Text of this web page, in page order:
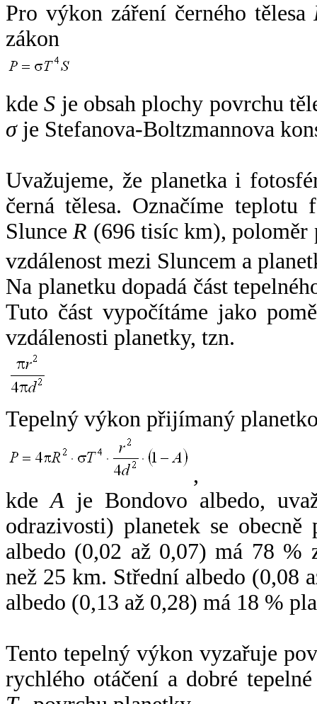
Pro výkon záření černého tělesa
zákon
kdeS je obsah plochy povrchu
σje Stefanova-Boltzmannova
Uvažujeme, že planetka i
černá tělesa. Označíme
SlunceR (696 tisíc km),
vzdálenost mezi Sluncem a
Na planetku dopadá část
Tuto část vypočítáme jako
vzdálenosti planetky, tzn.
Tepelný výkon přijímaný
,
kdeA je Bondovo albedo,
odrazivosti) planetek se
albedo (0,02 až 0,07) má 78 %
než 25 km. Střední albedo (0,08
albedo (0,13 až 0,28) má 18 %
Tento tepelný výkon vyzařuje
rychlého otáčení a dobré